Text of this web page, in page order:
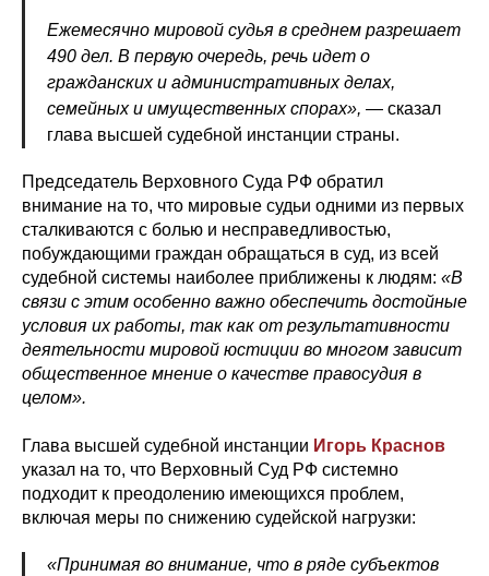
Ежемесячно мировой судья в среднем разрешает
490 дел. В первую очередь, речь идет о
гражданских и административных делах,
семейных и имущественных спорах», — сказал
глава высшей судебной инстанции страны.
Председатель Верховного Суда РФ обратил
внимание на то, что мировые судьи одними из первых
сталкиваются с болью и несправедливостью,
побуждающими граждан обращаться в суд, из всей
судебной системы наиболее приближены к людям: «В
связи с этим особенно важно обеспечить достойные
условия их работы, так как от результативности
деятельности мировой юстиции во многом зависит
общественное мнение о качестве правосудия в
целом».
Глава высшей судебной инстанции Игорь Краснов
указал на то, что Верховный Суд РФ системно
подходит к преодолению имеющихся проблем,
включая меры по снижению судейской нагрузки:
«Принимая во внимание, что в ряде субъектов